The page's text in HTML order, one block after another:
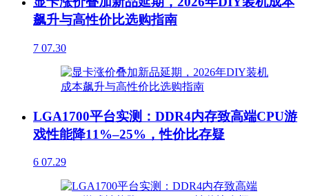
飙升与高性价比选购指南
7 07.30
LGA1700平台实测：DDR4内存致高端CPU游
戏性能降11%–25%，性价比存疑
6 07.29